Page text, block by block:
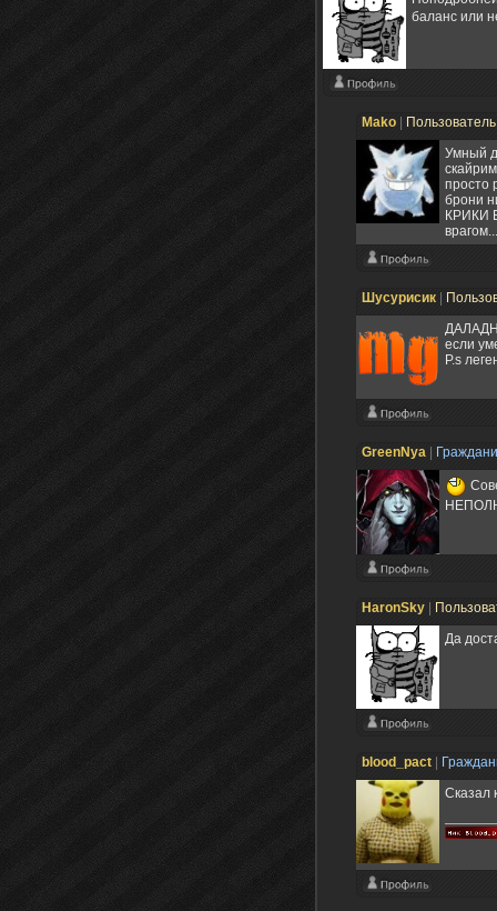
баланс или
Mako
Умный
просто
брони
КРИКИ
Шусурисик
если
P.s
GreenNya
HaronSky
Да
blood_pact
Сказал